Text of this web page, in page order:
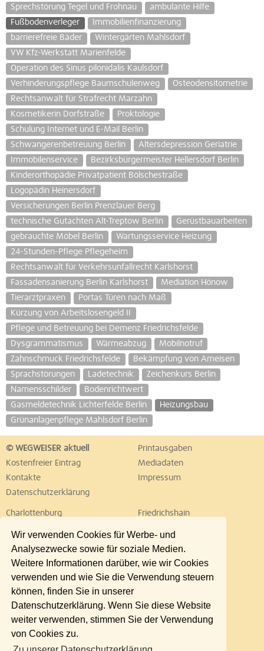
Wir verwenden Cookies für Werbe- und
Analysezwecke sowie für soziale Medien.
Weitere Informationen darüber, wie wir Cookies
verwenden und wie Sie die Verwendung steuern
können, finden Sie in unserer
Datenschutzerklärung. Wenn Sie diese Website
weiter verwenden, stimmen Sie der Verwendung
von Cookies zu.
Sprechstörung Tegel und Frohnau
ambulante Hilfe
Fußbodenverleger
Immobilienfinanzierung
barrierefreie Bäder
Wintergärten Mahlsdorf
VW Kfz-Werkstatt Marienfelde
Operation des Sinus pilonidalis Kaulsdorf
Verhinderungspflege Baumschulenweg
Osteodensitometrie
Rechtsanwalt für Strafrecht Marzahn
Kosmetikerin Dorfstraße
Proktologie
Schulung Internet und E-Mail Berlin
Schwangerenbetreuung Berlin
Altersdepression Geriatrie
Immobilenservice
Bezirksbürgermeister Hellersdorf Berlin
Kinderorthopädie Privatpatient Bölschestraße
Logopädin Heinersdorf
Versicherungen Berlin Prenzlauer Berg
technische Gutachten Alt-Treptow Berlin
Gerüstbauarbeiten
gebrauchte Möbel Berlin
Wartungsservice Heizung
24-Stunden-Pflege Pflegeheim
Rechtsanwalt für Verkehrsunfallrecht Karlshorst
Fassadensanierung Berlin Karlshorst
Mediation Hönow
Tierarztpraxen
Portas Türen nach Maß
Kürzung von Arbeitslosengeld II
Pflege und Betreuung bei Demenz Friedrichsfelde
Dysgrammatismus
Wärmeabzug
Mobilnotruf
Zahnschmuck Friedrichsfelde
Bekämpfung von Ameisen
Sprachstörungen
Ladetechnik
Zeichenkurs Berlin
Namensschilder
Bodenrichtwert
Gasmeldetechnik Lichterfelde Berlin
Heizungsbau
Grünanlagenpflege Mahlsdorf Berlin
© WEGWEISER aktuell
Printausgaben
Kostenfreier Eintrag
Mediadaten
Kontakte
Impressum
Datenschutzerklärung
Charlottenburg
Friedrichshain
Lichtenberg
Marzahn
Neukölln
Pankow
Reinickendorf
Schöneberg
Spandau
Steglitz
Tempelhof
Treptow
Umland Ost